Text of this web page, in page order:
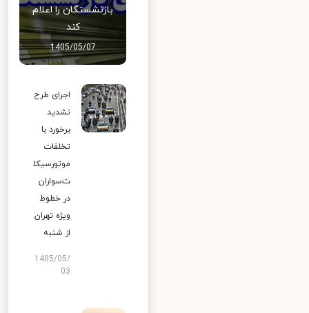
بازنشستگان را اعلام
کند
1405/05/07
اجرای طرح
تشدید
برخورد با
تخلفات
موتورسیکل
ت‌سواران
در خطوط
ویژه تهران
از شنبه
1405/05/
03